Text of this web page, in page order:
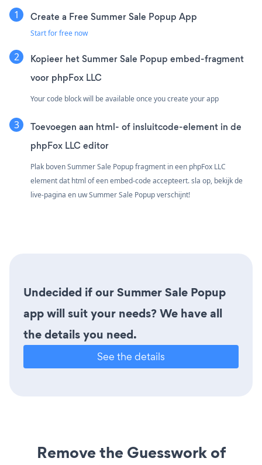
Create a Free Summer Sale Popup App
Start for free now
Kopieer het Summer Sale Popup embed-fragment
voor phpFox LLC
Your code block will be available once you create your app
Toevoegen aan html- of insluitcode-element in de
phpFox LLC editor
Plak boven Summer Sale Popup fragment in een phpFox LLC
element dat html of een embed-code accepteert. sla op, bekijk de
live-pagina en uw Summer Sale Popup verschijnt!
Undecided if our Summer Sale Popup
app will suit your needs? We have all
the details you need.
See the details
Remove the Guesswork of